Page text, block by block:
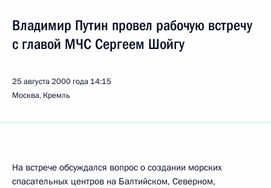
Владимир Путин провел рабочую встречу
с главой МЧС Сергеем Шойгу
25 августа 2000 года 14:15
Москва, Кремль
На встрече обсуждался вопрос о создании морских
спасательных центров на Балтийском, Северном,